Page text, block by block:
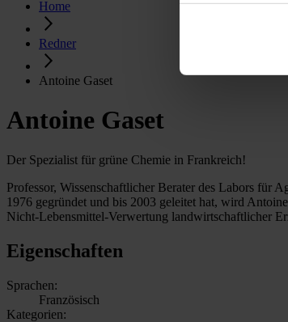
Home
Redner
Antoine Gaset
Antoine Gaset
Der Spezialist für grüne Chemie in Frankreich!
Professor, Wissenschaftlicher Berater des Labors für
1976 gegründet und bis 2003 geleitet hat, wird
Nicht-Lebensmittel-Verwertung landwirtschaftlicher
Eigenschaften
Sprachen:
Französisch
Kategorien: